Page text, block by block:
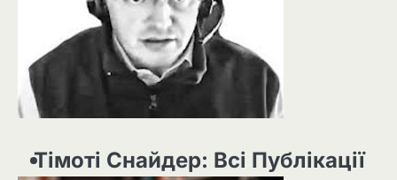
Тімоті Снайдер: Всі Публікації